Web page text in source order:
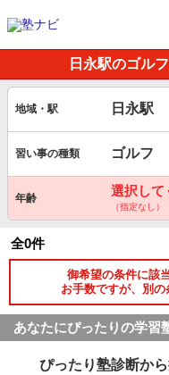
日永駅のゴル
地域・駅 日永駅
習い事の種類 ゴルフ
年齢 選択して
（指定なし）
全0件
御希望の条件に該
お手数ですが、別の
あなたにぴったりの学習
ぴったり塾診断か